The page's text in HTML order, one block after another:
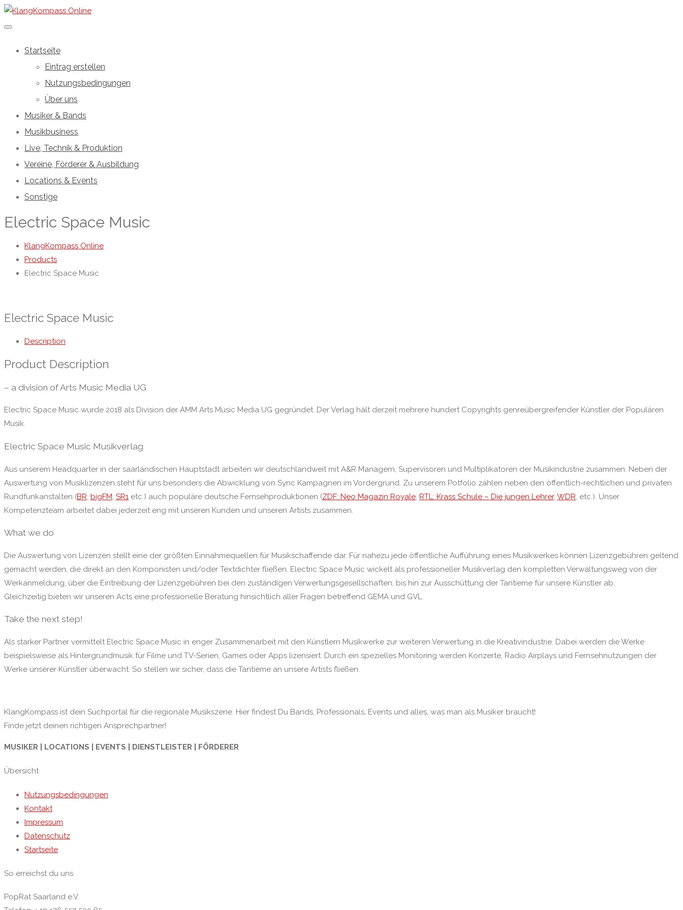
Startseite
Eintrag erstellen
Nutzungsbedingungen
Über uns
Musiker & Bands
Musikbusiness
Live, Technik & Produktion
Vereine, Förderer & Ausbildung
Locations & Events
Sonstige
Electric Space Music
KlangKompass Online
Products
Electric Space Music
Electric Space Music
Description
Product Description
– a division of Arts Music Media UG
Electric Space Music wurde 2018 als Division der AMM Arts Music Media UG gegründet. Der Verlag hält derzeit mehrere hundert Copyrights genreübergreifender Künstler der Populären
Musik.
Electric Space Music Musikverlag
Aus unserem Headquarter in der saarländischen Hauptstadt arbeiten wir deutschlandweit mit A&R Managern, Supervisoren und Multiplikatoren der Musikindustrie zusammen. Neben der
Auswertung von Musiklizenzen steht für uns besonders die Abwicklung von Sync Kampagnen im Vordergrund. Zu unserem Potfolio zählen neben den öffentlich-rechtlichen und privaten
Rundfunkanstalten (BR bigFM SR1 etc.) auch populäre deutsche Fernsehproduktionen (ZDF: Neo Magazin Royale RTL: Krass Schule – Die jungen Lehrer, WDR , etc.). Unser
Kompetenzteam arbeitet dabei jederzeit eng mit unseren Kunden und unseren Artists zusammen.
What we do
Die Auswertung von Lizenzen stellt eine der größten Einnahmequellen für Musikschaffende dar. Für nahezu jede öffentliche Aufführung eines Musikwerkes können Lizenzgebühren geltend
gemacht werden, die direkt an den Komponisten und/oder Textdichter fließen. Electric Space Music wickelt als professioneller Musikverlag den kompletten Verwaltungsweg von der
Werkanmeldung, über die Eintreibung der Lizenzgebühren bei den zuständigen Verwertungsgesellschaften, bis hin zur Ausschüttung der Tantieme für unsere Künstler ab.
Gleichzeitig bieten wir unseren Acts eine professionelle Beratung hinsichtlich aller Fragen betreffend GEMA und GVL.
Take the next step!
Als starker Partner vermittelt Electric Space Music in enger Zusammenarbeit mit den Künstlern Musikwerke zur weiteren Verwertung in die Kreativindustrie. Dabei werden die Werke
beispielsweise als Hintergrundmusik für Filme und TV-Serien, Games oder Apps lizensiert. Durch ein spezielles Monitoring werden Konzerte, Radio Airplays und Fernsehnutzungen der
Werke unserer Künstler überwacht. So stellen wir sicher, dass die Tantieme an unsere Artists fließen.
KlangKompass ist dein Suchportal für die regionale Musikszene. Hier findest Du Bands, Professionals, Events und alles, was man als Musiker braucht!
Finde jetzt deinen richtigen Ansprechpartner!
MUSIKER | LOCATIONS | EVENTS | DIENSTLEISTER | FÖRDERER
Übersicht
Nutzungsbedingungen
Kontakt
Impressum
Datenschutz
Startseite
So erreichst du uns
PopRat Saarland e.V.